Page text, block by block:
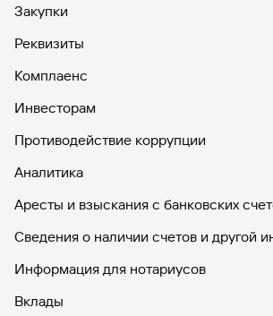
Закупки
Реквизиты
Комплаенс
Инвесторам
Противодействие коррупции
Аналитика
Аресты и взыскания с банковских
Сведения о наличии счетов и другой
Информация для нотариусов
Вклады